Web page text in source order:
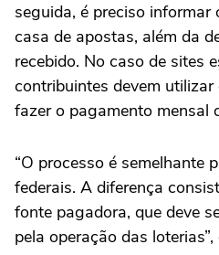
seguida, é preciso informar
casa de apostas, além da
recebido. No caso de sites
contribuintes devem
fazer o pagamento mensal
“O processo é semelhante
federais. A diferença
fonte pagadora, que deve
pela operação das